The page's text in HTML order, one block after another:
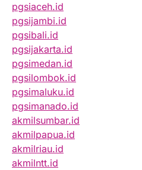
pgsiaceh.id
pgsijambi.id
pgsibali.id
pgsijakarta.id
pgsimedan.id
pgsilombok.id
pgsimaluku.id
pgsimanado.id
akmilsumbar.id
akmilpapua.id
akmilriau.id
akmilntt.id